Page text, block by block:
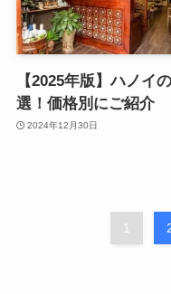
【2025年版】ハノイ
選！価格別にご紹介
2024年12月30日
1